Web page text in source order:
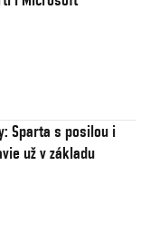
Sparta s posilou i
už v základu